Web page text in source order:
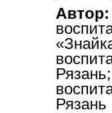
Автор:
Рязань